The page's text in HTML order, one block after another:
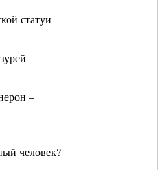
статуи
–
человек?